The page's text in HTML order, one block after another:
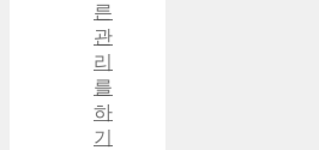
른
관
리
를
하
기